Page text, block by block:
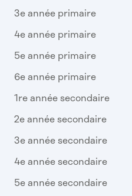
3e année primaire
4e année primaire
5e année primaire
6e année primaire
1re année secondaire
2e année secondaire
3e année secondaire
4e année secondaire
5e année secondaire